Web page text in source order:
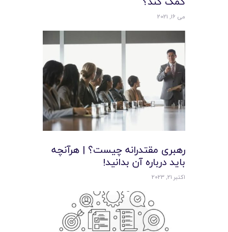
می 16, 2021
رهبری مقتدرانه چیست؟ | هرآنچه
باید درباره آن بدانید!
اکتبر 21, 2023